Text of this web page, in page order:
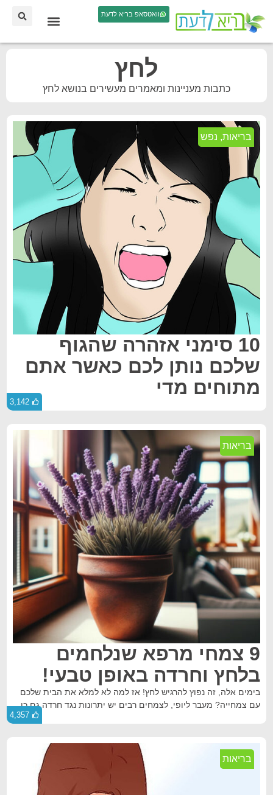
וואטסאפ בריא לדעת
לחץ
כתבות מעניינות ומאמרים מעשירים בנושא לחץ
בריאות, נפש
10 סימני אזהרה שהגוף
שלכם נותן לכם כאשר אתם
מתוחים מדי
3,142
בריאות
9 צמחי מרפא שנלחמים
בלחץ וחרדה באופן טבעי!
בימים אלה, זה נפוץ להרגיש לחץ! אז למה לא למלא את הבית שלכם
עם צמחייה? מעבר ליופי, לצמחים רבים יש יתרונות נגד חרדה גם כן.
4,357
בריאות